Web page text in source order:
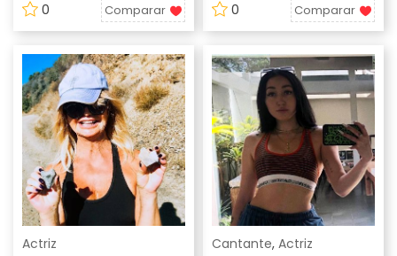
0 Comparar 0 Comparar
Actriz Cantante, Actriz